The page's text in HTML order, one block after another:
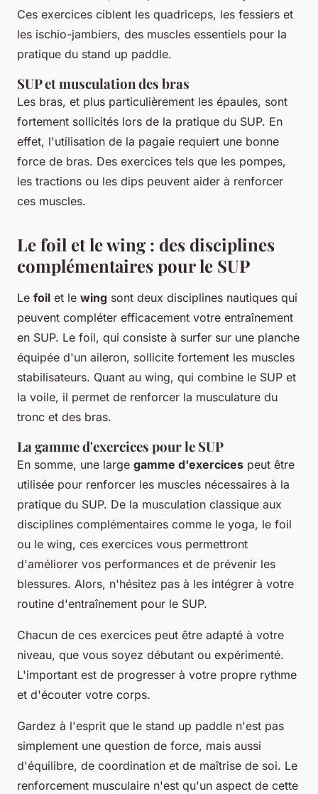
Ces exercices ciblent les quadriceps, les fessiers et
les ischio-jambiers, des muscles essentiels pour la
pratique du stand up paddle.
SUP et musculation des bras
Les bras, et plus particulièrement les épaules, sont
fortement sollicités lors de la pratique du SUP. En
effet, l'utilisation de la pagaie requiert une bonne
force de bras. Des exercices tels que les pompes,
les tractions ou les dips peuvent aider à renforcer
ces muscles.
Le foil et le wing : des disciplines
complémentaires pour le SUP
Le foil et le wing sont deux disciplines nautiques qui
peuvent compléter efficacement votre entraînement
en SUP. Le foil, qui consiste à surfer sur une planche
équipée d'un aileron, sollicite fortement les muscles
stabilisateurs. Quant au wing, qui combine le SUP et
la voile, il permet de renforcer la musculature du
tronc et des bras.
La gamme d'exercices pour le SUP
En somme, une large gamme d'exercices peut être
utilisée pour renforcer les muscles nécessaires à la
pratique du SUP. De la musculation classique aux
disciplines complémentaires comme le yoga, le foil
ou le wing, ces exercices vous permettront
d'améliorer vos performances et de prévenir les
blessures. Alors, n'hésitez pas à les intégrer à votre
routine d'entraînement pour le SUP.
Chacun de ces exercices peut être adapté à votre
niveau, que vous soyez débutant ou expérimenté.
L'important est de progresser à votre propre rythme
et d'écouter votre corps.
Gardez à l'esprit que le stand up paddle n'est pas
simplement une question de force, mais aussi
d'équilibre, de coordination et de maîtrise de soi. Le
renforcement musculaire n'est qu'un aspect de cette